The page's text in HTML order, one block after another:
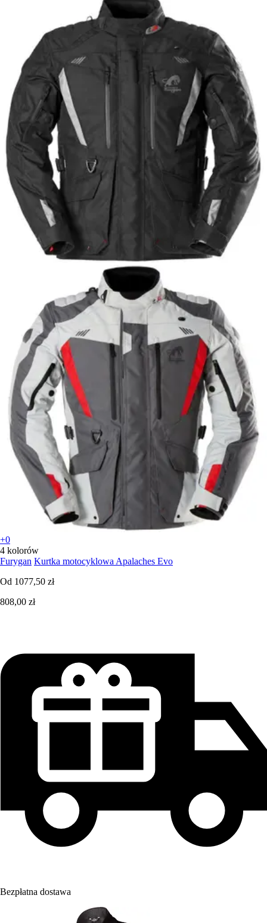
+0
4 kolorów
Furygan Kurtka motocyklowa Apalaches Evo
Od 1077,50 zł
808,00 zł
Bezpłatna dostawa